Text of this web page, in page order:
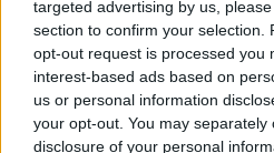
targeted advertising by us,
section to confirm your selection.
opt-out request is processed you
interest-based ads based on
us or personal information
your opt-out. You may
disclosure of your personal
27.07.2026, 06:00